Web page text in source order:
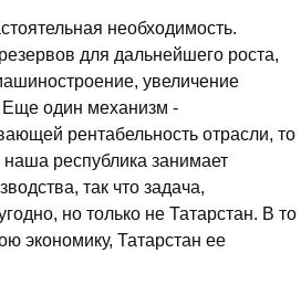
необходимость.
для дальнейшего роста,
увеличение
Еще один механизм -
рентабельность отрасли, то
республика занимает
так что задача,
но только не Татарстан. В то
экономику, Татарстан ее